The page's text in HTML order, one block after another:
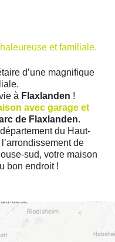
et familiale.
d’une magnifique
à Flaxlanden !
avec garage et
de Flaxlanden.
du Haut-
de
sud, votre maison
bon endroit !